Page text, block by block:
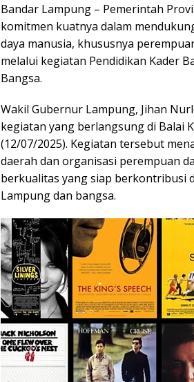
Bandar Lampung – Pemerintah
komitmen kuatnya dalam
daya manusia, khususnya
melalui kegiatan Pendidikan Kader
Bangsa.
Wakil Gubernur Lampung, Jihan
kegiatan yang berlangsung di Balai
(12/07/2025). Kegiatan tersebut
daerah dan organisasi perempuan
berkualitas yang siap berkontribusi
Lampung dan bangsa.